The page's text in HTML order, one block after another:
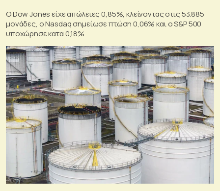
Ο Dow Jones είχε απώλειες 0,85%, κλείνοντας στις 53.885
μονάδες, ο Nasdaq σημείωσε πτώση 0,06% και ο S&P 500
υποχώρησε κατα 0,18%